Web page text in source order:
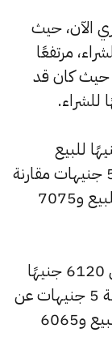
المصري الآن، حيث
و8090 جنيهًا للشراء، مرتفعًا
حيث كان قد
عيار 21 ليصل إلى 7140 جنيهًا للبيع
و7080 جنيهًا للشراء، بعد زيادة بقيمة 5 جنيهات مقارنة
بالسعر السابق الذي بلغ 7135 جنيهًا للبيع و7075
كما سجل سعر عيار 18 ارتفاعًا ليصل إلى 6120 جنيهًا
للبيع و6070 جنيهًا للشراء، مرتفعًا بقيمة 5 جنيهات عن
السعر السابق الذي كان 6115 جنيهًا للبيع و6065